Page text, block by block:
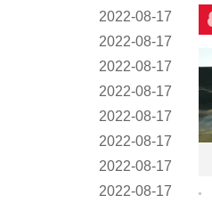
2022-08-17
2022-08-17
2022-08-17
2022-08-17
2022-08-17
2022-08-17
2022-08-17
2022-08-17